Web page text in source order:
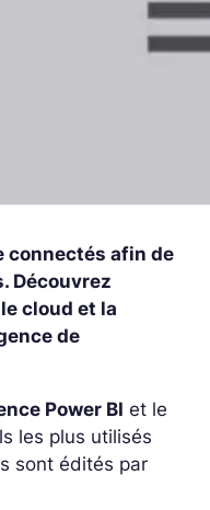
connectés afin de
Découvrez
cloud et la
de
Power BI et le
les plus utilisés
sont édités par